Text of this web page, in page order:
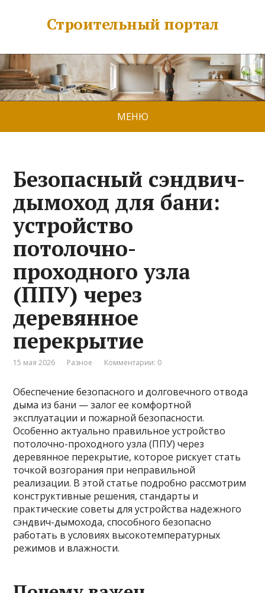
Строительный портал
МЕНЮ
Безопасный сэндвич-
дымоход для бани:
устройство
потолочно-
проходного узла
(ППУ) через
деревянное
перекрытие
15 мая 2026 Разное Комментарии: 0
Обеспечение безопасного и долговечного отвода
дыма из бани — залог ее комфортной
эксплуатации и пожарной безопасности.
Особенно актуально правильное устройство
потолочно-проходного узла (ППУ) через
деревянное перекрытие, которое рискует стать
точкой возгорания при неправильной
реализации. В этой статье подробно рассмотрим
конструктивные решения, стандарты и
практические советы для устройства надежного
сэндвич-дымохода, способного безопасно
работать в условиях высокотемпературных
режимов и влажности.